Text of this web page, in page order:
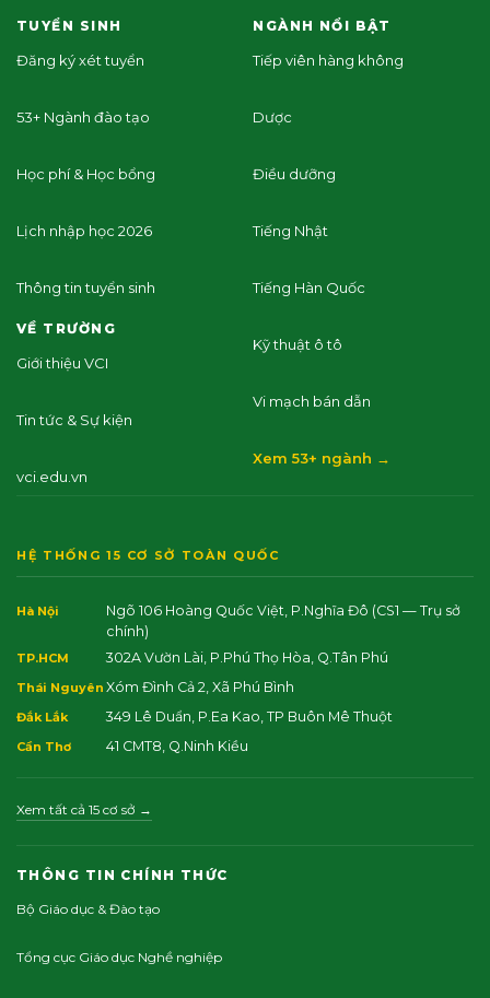
TUYỂN SINH
Đăng ký xét tuyển
53+ Ngành đào tạo
Học phí & Học bổng
Lịch nhập học 2026
Thông tin tuyển sinh
VỀ TRƯỜNG
Giới thiệu VCI
Tin tức & Sự kiện
vci.edu.vn
NGÀNH NỔI BẬT
Tiếp viên hàng không
Dược
Điều dưỡng
Tiếng Nhật
Tiếng Hàn Quốc
Kỹ thuật ô tô
Vi mạch bán dẫn
Xem 53+ ngành →
HỆ THỐNG 15 CƠ SỞ TOÀN QUỐC
Hà Nội Ngõ 106 Hoàng Quốc Việt, P.Nghĩa Đô (CS1 — Trụ sở
chính)
TP.HCM 302A Vườn Lài, P.Phú Thọ Hòa, Q.Tân Phú
Thái Nguyên Xóm Đình Cả 2, Xã Phú Bình
Đắk Lắk 349 Lê Duẩn, P.Ea Kao, TP Buôn Mê Thuột
Cần Thơ 41 CMT8, Q.Ninh Kiều
Xem tất cả 15 cơ sở →
THÔNG TIN CHÍNH THỨC
Bộ Giáo dục & Đào tạo
Tổng cục Giáo dục Nghề nghiệp